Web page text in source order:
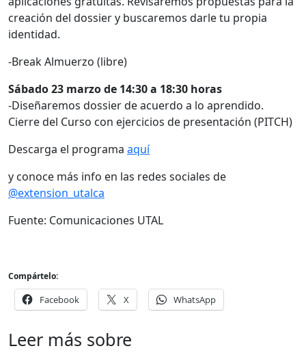
creación del dossier y buscaremos darle tu propia
identidad.
-Break Almuerzo (libre)
Sábado 23 marzo de 14:30 a 18:30 horas
-Diseñaremos dossier de acuerdo a lo aprendido.
Cierre del Curso con ejercicios de presentación (PITCH)
Descarga el programa aquí
y conoce más info en las redes sociales de
@extension_utalca
Fuente: Comunicaciones UTAL
Compártelo:
Facebook X WhatsApp
Leer más sobre